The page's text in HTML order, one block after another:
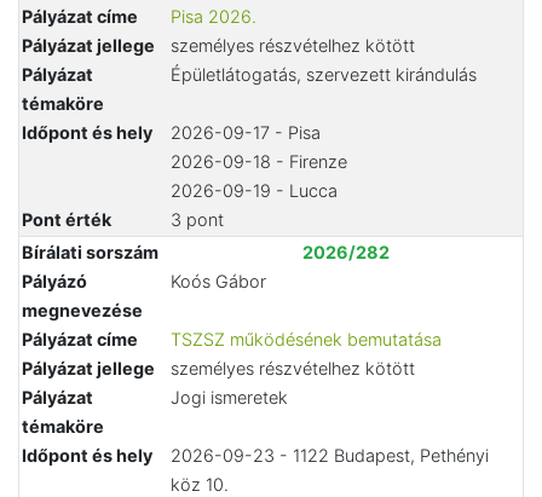
Pályázat címe
Pisa 2026.
Pályázat jellege
személyes részvételhez kötött
Pályázat
témaköre
Épületlátogatás, szervezett kirándulás
Időpont és hely
2026-09-17 - Pisa
2026-09-18 - Firenze
2026-09-19 - Lucca
Pont érték
3 pont
Bírálati sorszám
2026/282
Pályázó
megnevezése
Koós Gábor
Pályázat címe
TSZSZ működésének bemutatása
Pályázat jellege
személyes részvételhez kötött
Pályázat
témaköre
Jogi ismeretek
Időpont és hely
2026-09-23 - 1122 Budapest, Pethényi
köz 10.